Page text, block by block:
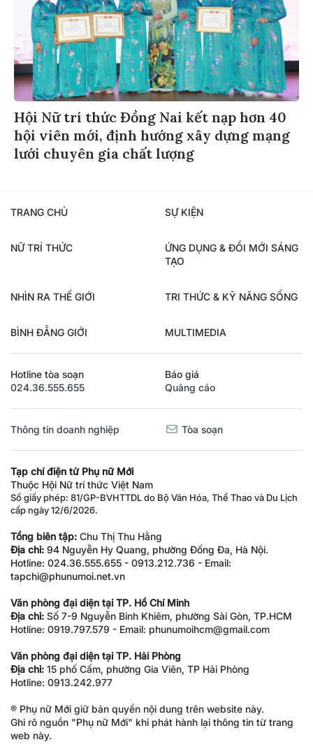
Hội Nữ trí thức Đồng Nai kết nạp hơn 40
hội viên mới, định hướng xây dựng mạng
lưới chuyên gia chất lượng
TRANG CHỦ SỰ KIỆN
NỮ TRÍ THỨC
ỨNG DỤNG & ĐỔI MỚI SÁNG
TẠO
NHÌN RA THẾ GIỚI TRI THỨC & KỸ NĂNG SỐNG
BÌNH ĐẲNG GIỚI MULTIMEDIA
Hotline tòa soạn
024.36.555.655
Báo giá
Quảng cáo
Thông tin doanh nghiệp Tòa soạn
Tạp chí điện tử Phụ nữ Mới
Thuộc Hội Nữ trí thức Việt Nam
Số giấy phép: 81/GP-BVHTTDL do Bộ Văn Hóa, Thể Thao và Du Lịch
cấp ngày 12/6/2026.
Tổng biên tập: Chu Thị Thu Hằng
Địa chỉ: 94 Nguyễn Hy Quang, phường Đống Đa, Hà Nội.
Hotline: 024.36.555.655 - 0913.212.736 - Email:
tapchi@phunumoi.net.vn
Văn phòng đại diện tại TP. Hồ Chí Minh
Địa chỉ: Số 7-9 Nguyễn Bỉnh Khiêm, phường Sài Gòn, TP.HCM
Hotline: 0919.797.579 - Email: phunumoihcm@gmail.com
Văn phòng đại diện tại TP. Hải Phòng
Địa chỉ: 15 phố Cấm, phường Gia Viên, TP Hải Phòng
Hotline: 0913.242.977
® Phụ nữ Mới giữ bản quyền nội dung trên website này.
Ghi rõ nguồn "Phụ nữ Mới" khi phát hành lại thông tin từ trang
web này.